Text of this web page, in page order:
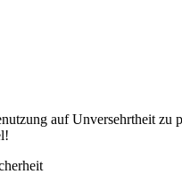
auf Unversehrtheit zu